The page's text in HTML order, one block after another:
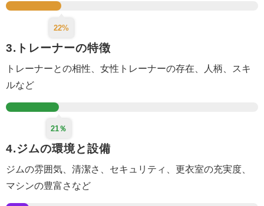
22%
3.トレーナーの特徴
トレーナーとの相性、女性トレーナーの存在、人柄、スキ
ルなど
21％
4.ジムの環境と設備
ジムの雰囲気、清潔さ、セキュリティ、更衣室の充実度
マシンの豊富さなど